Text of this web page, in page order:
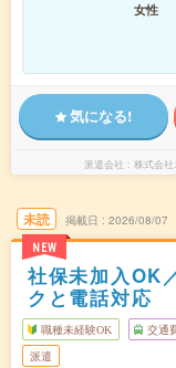
女性
気になる!
派遣会社 株式会
未読
NEW
掲載日 2026/08/07
社保未加入OK
クと電話対応
職種未経験OK 交通
派遣